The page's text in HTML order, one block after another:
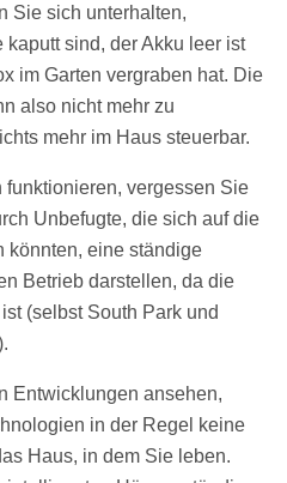
Sie sich unterhalten,
sind, der Akku leer ist
im Garten vergraben hat. Die
also nicht mehr zu
mehr im Haus steuerbar.
vergessen Sie
Unbefugte, die sich auf die
könnten, eine ständige
Betrieb darstellen, da die
(selbst South Park und
Entwicklungen ansehen,
in der Regel keine
Haus, in dem Sie leben.